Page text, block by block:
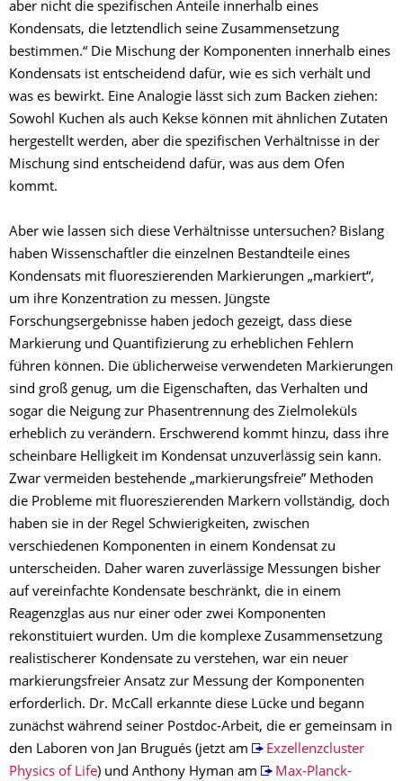
aber nicht die spezifischen Anteile innerhalb eines
Kondensats, die letztendlich seine Zusammensetzung
bestimmen.“ Die Mischung der Komponenten innerhalb eines
Kondensats ist entscheidend dafür, wie es sich verhält und
was es bewirkt. Eine Analogie lässt sich zum Backen ziehen:
Sowohl Kuchen als auch Kekse können mit ähnlichen Zutaten
hergestellt werden, aber die spezifischen Verhältnisse in der
Mischung sind entscheidend dafür, was aus dem Ofen
kommt.
Aber wie lassen sich diese Verhältnisse untersuchen? Bislang
haben Wissenschaftler die einzelnen Bestandteile eines
Kondensats mit fluoreszierenden Markierungen „markiert“,
um ihre Konzentration zu messen. Jüngste
Forschungsergebnisse haben jedoch gezeigt, dass diese
Markierung und Quantifizierung zu erheblichen Fehlern
führen können. Die üblicherweise verwendeten Markierungen
sind groß genug, um die Eigenschaften, das Verhalten und
sogar die Neigung zur Phasentrennung des Zielmoleküls
erheblich zu verändern. Erschwerend kommt hinzu, dass ihre
scheinbare Helligkeit im Kondensat unzuverlässig sein kann.
Zwar vermeiden bestehende „markierungsfreie” Methoden
die Probleme mit fluoreszierenden Markern vollständig, doch
haben sie in der Regel Schwierigkeiten, zwischen
verschiedenen Komponenten in einem Kondensat zu
unterscheiden. Daher waren zuverlässige Messungen bisher
auf vereinfachte Kondensate beschränkt, die in einem
Reagenzglas aus nur einer oder zwei Komponenten
rekonstituiert wurden. Um die komplexe Zusammensetzung
realistischerer Kondensate zu verstehen, war ein neuer
markierungsfreier Ansatz zur Messung der Komponenten
erforderlich. Dr. McCall erkannte diese Lücke und begann
zunächst während seiner Postdoc-Arbeit, die er gemeinsam in
den Laboren von Jan Brugués (jetzt am
Exzellenzcluster
Physics of Life) und Anthony Hyman am
Max-Planck-